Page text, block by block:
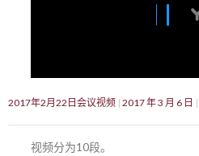
2017年2月22日会议视频 2017 年 3 月 6 日
视频分为10段。